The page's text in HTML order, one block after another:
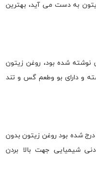
به دست می ‌آید، بهترین
نوشته شده بود، روغن زیتون
و دارای بو وطعم گس و تند
شده بود روغن زیتون بدون
شیمیایی جهت بالا بردن